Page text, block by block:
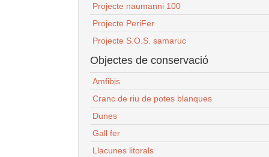
Projecte naumanni 100
Projecte PeriFer
Projecte S.O.S. samaruc
Objectes de conservació
Amfibis
Cranc de riu de potes blanques
Dunes
Gall fer
Llacunes litorals